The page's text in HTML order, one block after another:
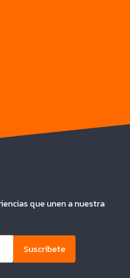
que unen a nuestra
Suscríbete